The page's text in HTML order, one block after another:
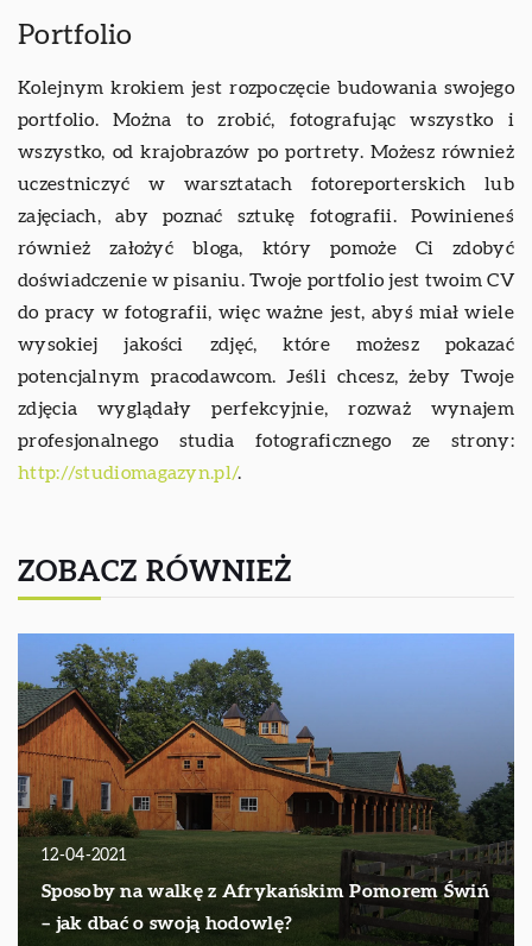
Portfolio
Kolejnym krokiem jest rozpoczęcie budowania swojego
portfolio. Można to zrobić, fotografując wszystko i
wszystko, od krajobrazów po portrety. Możesz również
uczestniczyć w warsztatach fotoreporterskich lub
zajęciach, aby poznać sztukę fotografii. Powinieneś
również założyć bloga, który pomoże Ci zdobyć
doświadczenie w pisaniu. Twoje portfolio jest twoim CV
do pracy w fotografii, więc ważne jest, abyś miał wiele
wysokiej jakości zdjęć, które możesz pokazać
potencjalnym pracodawcom. Jeśli chcesz, żeby Twoje
zdjęcia wyglądały perfekcyjnie, rozważ wynajem
profesjonalnego studia fotograficznego ze strony:
http://studiomagazyn.pl/.
ZOBACZ RÓWNIEŻ
12-04-2021
Sposoby na walkę z Afrykańskim Pomorem Świń
– jak dbać o swoją hodowlę?